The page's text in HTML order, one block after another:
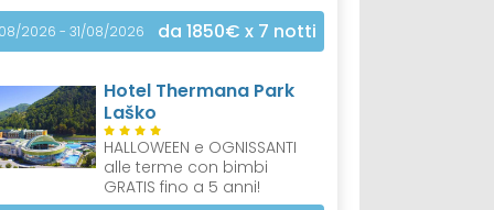
2026 - 31/08/2026 da 1850€ x 7 notti
Hotel Thermana Park
Laško
HALLOWEEN e OGNISSANTI
alle terme con bimbi
GRATIS fino a 5 anni!